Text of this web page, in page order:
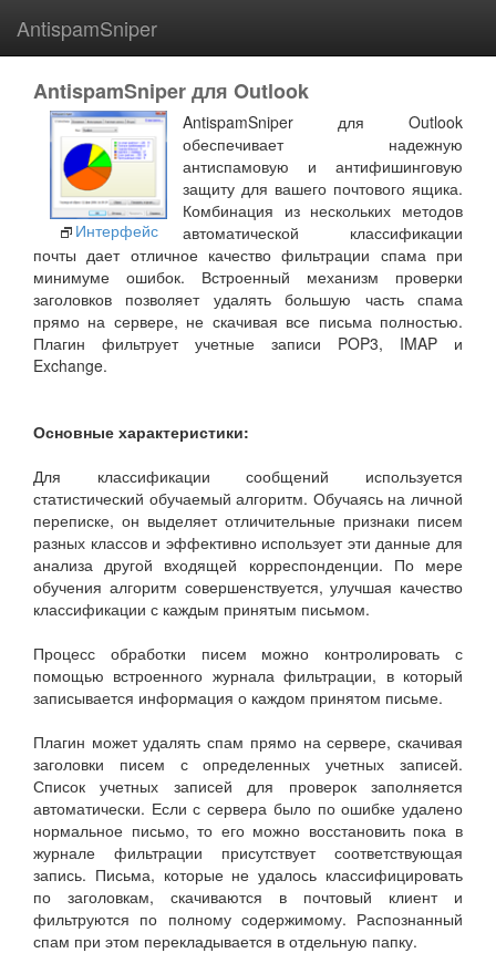
AntispamSniper
AntispamSniper для Outlook
Интерфейс
AntispamSniper для Outlook
обеспечивает надежную
антиспамовую и антифишинговую
защиту для вашего почтового ящика.
Комбинация из нескольких методов
автоматической классификации
почты дает отличное качество фильтрации спама при
минимуме ошибок. Встроенный механизм проверки
заголовков позволяет удалять большую часть спама
прямо на сервере, не скачивая все письма полностью.
Плагин фильтрует учетные записи POP3, IMAP и
Exchange.
Основные характеристики:
Для классификации сообщений используется
статистический обучаемый алгоритм. Обучаясь на личной
переписке, он выделяет отличительные признаки писем
разных классов и эффективно использует эти данные для
анализа другой входящей корреспонденции. По мере
обучения алгоритм совершенствуется, улучшая качество
классификации с каждым принятым письмом.
Процесс обработки писем можно контролировать с
помощью встроенного журнала фильтрации, в который
записывается информация о каждом принятом письме.
Плагин может удалять спам прямо на сервере, скачивая
заголовки писем с определенных учетных записей.
Список учетных записей для проверок заполняется
автоматически. Если с сервера было по ошибке удалено
нормальное письмо, то его можно восстановить пока в
журнале фильтрации присутствует соответствующая
запись. Письма, которые не удалось классифицировать
по заголовкам, скачиваются в почтовый клиент и
фильтруются по полному содержимому. Распознанный
спам при этом перекладывается в отдельную папку.